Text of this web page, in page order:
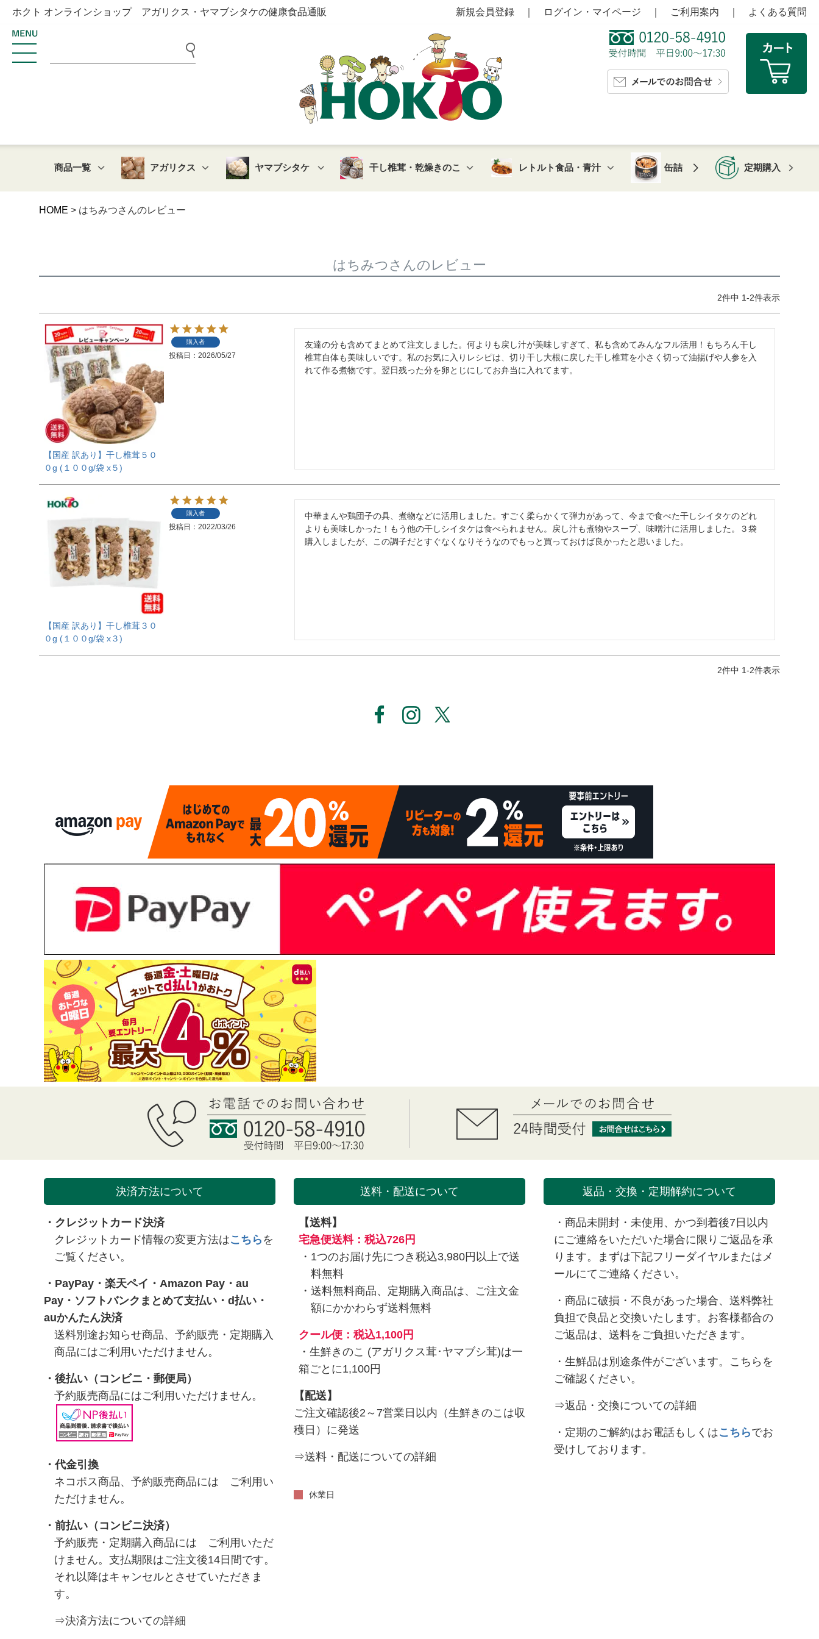
ホクト オンラインショップ アガリクス・ヤマブシタケの健康食品通販 新規会員登録 ログイン・マイページ ご利用案内 よくある質問
商品一覧 アガリクス ヤマブシタケ 干し椎茸・乾燥きのこ レトルト食品・青汁 缶詰 定期購入
HOME はちみつさんのレビュー
はちみつさんのレビュー
2件中 1-2件表示
【国産 訳あり】干し椎茸５０
０g (１００g/袋 x５)
購入者
投稿日 2026/05/27
友達の分も含めてまとめて注文しました。何よりも戻し汁が美味しすぎて、私も含めてみんなフル活用！もちろん干し
椎茸自体も美味しいです。私のお気に入りレシピは、切り干し大根に戻した干し椎茸を小さく切って油揚げや人参を入
れて作る煮物です。翌日残った分を卵とじにしてお弁当に入れてます。
【国産 訳あり】干し椎茸３０
０g (１００g/袋 x３)
購入者
投稿日 2022/03/26
中華まんや鶏団子の具、煮物などに活用しました。すごく柔らかくて弾力があって、今まで食べた干しシイタケのどれ
よりも美味しかった！もう他の干しシイタケは食べられません。戻し汁も煮物やスープ、味噌汁に活用しました。３袋
購入しましたが、この調子だとすぐなくなりそうなのでもっと買っておけば良かったと思いました。
2件中 1-2件表示
決済方法について
・クレジットカード決済
クレジットカード情報の変更方法はこちら を
ご覧ください。
・ PayPay ・ 楽天ペイ ・ Amazon Pay ・ au
Pay ・ ソフトバンクまとめて支払い ・ d払い ・
auかんたん決済
送料別途お知らせ商品、予約販売・定期購入
商品にはご利用いただけません。
・ 後払い（コンビニ・郵便局）
予約販売商品にはご利用いただけません。
・代金引換
ネコポス商品、予約販売商品には ご利用い
ただけません。
・前払い（コンビニ決済）
予約販売・定期購入商品には ご利用いただ
けません。支払期限はご注文後14日間です。
それ以降はキャンセルとさせていただきま
す。
⇒決済方法についての詳細
送料・配送について
【送料】
宅急便送料：税込726円
1つのお届け先につき税込3,980円以上で送
料無料
送料無料商品、定期購入商品は、ご注文金
額にかかわらず送料無料
クール便：税込1,100円
・生鮮きのこ (アガリクス茸･ヤマブシ茸)は一
箱ごとに1,100円
【配送】
ご注文確認後2～7営業日以内（生鮮きのこは収
穫日）に発送
⇒送料・配送についての詳細
返品・交換・定期解約について
・商品未開封・未使用、かつ到着後7日以内
にご連絡をいただいた場合に限りご返品を承
ります。まずは下記フリーダイヤルまたは メ
ールにてご連絡ください。
・商品に破損・不良があった場合、送料弊社
負担で良品と交換いたします。お客様都合の
ご返品は、送料をご負担いただきます。
・生鮮品は別途条件がございます。 こちら を
ご確認ください。
⇒返品・交換についての詳細
・定期のご解約はお電話もしくはこちらでお
受けしております。
休業日